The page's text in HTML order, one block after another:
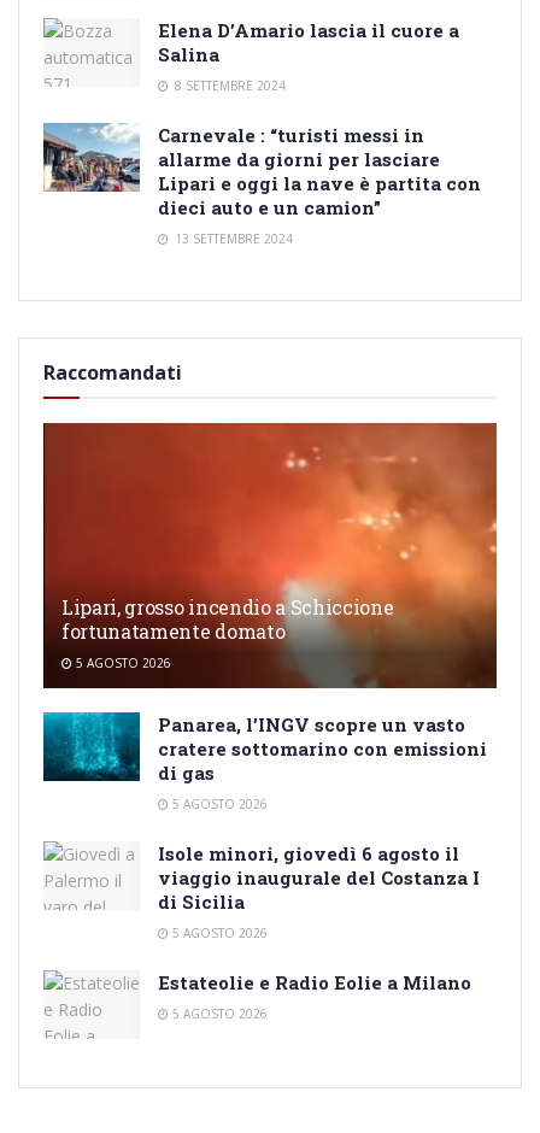
Elena D’Amario lascia il cuore a
Salina
8 SETTEMBRE 2024
Carnevale : “turisti messi in
allarme da giorni per lasciare
Lipari e oggi la nave è partita con
dieci auto e un camion”
13 SETTEMBRE 2024
Raccomandati
Lipari, grosso incendio a Schiccione
fortunatamente domato
5 AGOSTO 2026
Panarea, l’INGV scopre un vasto
cratere sottomarino con emissioni
di gas
5 AGOSTO 2026
Isole minori, giovedì 6 agosto il
viaggio inaugurale del Costanza I
di Sicilia
5 AGOSTO 2026
Estateolie e Radio Eolie a Milano
5 AGOSTO 2026